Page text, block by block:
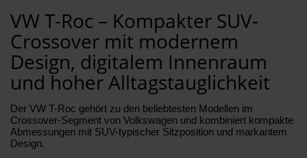
VW T-Roc – Kompakter SUV-
Crossover mit modernem
Design, digitalem Innenraum
und hoher Alltagstauglichkeit
Der VW T-Roc gehört zu den beliebtesten Modellen im
Crossover-Segment von Volkswagen und kombiniert kompakte
Abmessungen mit SUV-typischer Sitzposition und markantem
Design.